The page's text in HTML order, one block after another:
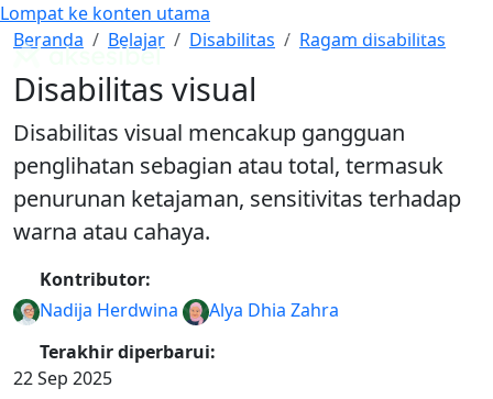
Lompat ke konten utama
Cari
Mode Warna
Panduan WCAG Indonesia
Beranda Belajar Disabilitas Ragam disabilitas
Disabilitas visual
Disabilitas visual
Disabilitas visual mencakup gangguan
penglihatan sebagian atau total, termasuk
penurunan ketajaman, sensitivitas terhadap
warna atau cahaya.
Kontributor:
Nadija Herdwina
Alya Dhia Zahra
Terakhir diperbarui:
22 Sep 2025